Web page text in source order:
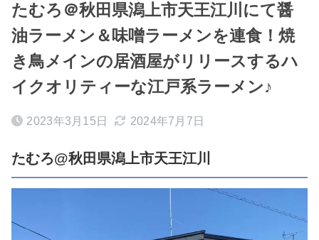
たむろ＠秋田県潟上市天王江川にて醤
油ラーメン＆味噌ラーメンを連食！焼
き鳥メインの居酒屋がリリースするハ
イクオリティーな江戸系ラーメン♪
2023年3月15日 2024年7月7日
たむろ@秋田県潟上市天王江川